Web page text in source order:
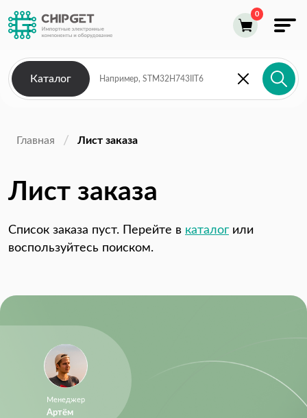
Каталог
Главная Лист заказа
Лист заказа
Список заказа пуст. Перейте в каталогили
воспользуйтесь поиском.
Менеджер
Артём